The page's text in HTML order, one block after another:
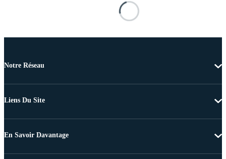
Notre Réseau
Liens Du Site
En Savoir Davantage